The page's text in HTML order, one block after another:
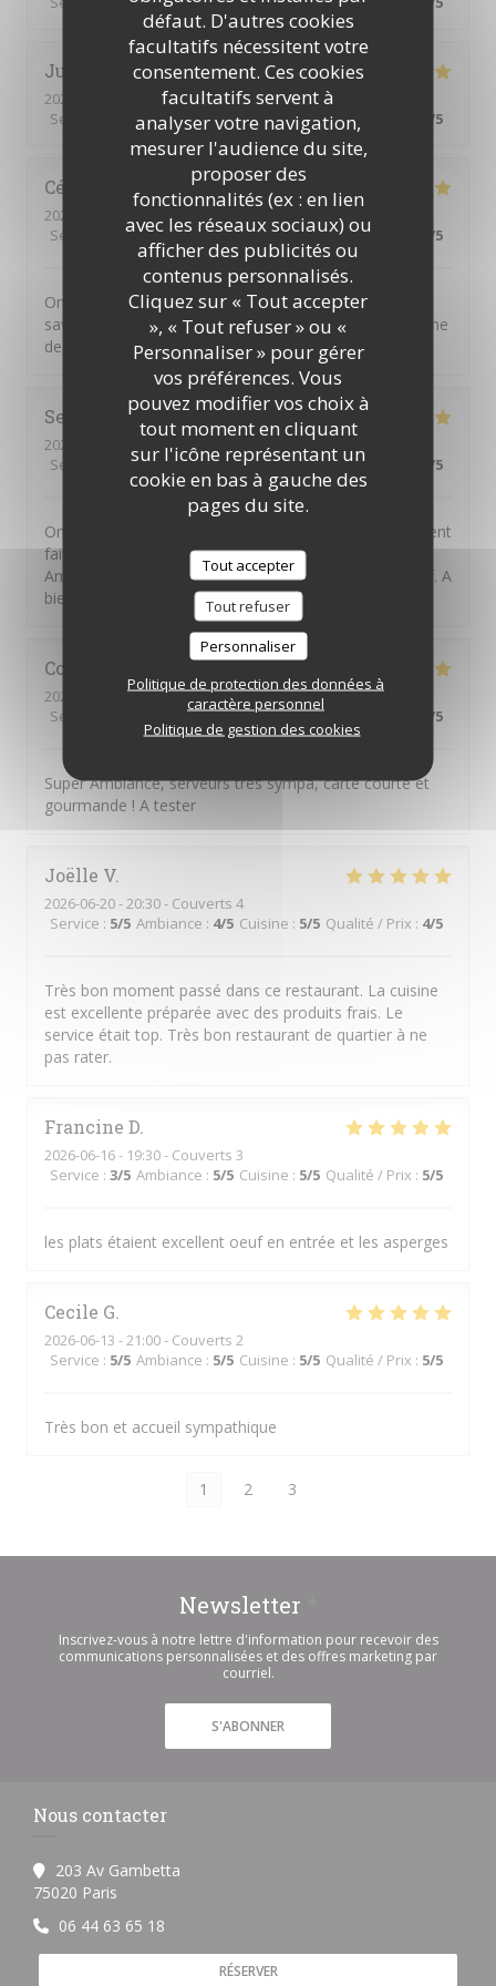
défaut. D'autres cookies
facultatifs nécessitent votre
consentement. Ces cookies
facultatifs servent à
analyser votre navigation,
mesurer l'audience du site,
proposer des
fonctionnalités (ex : en lien
avec les réseaux sociaux) ou
afficher des publicités ou
contenus personnalisés.
Cliquez sur « Tout accepter
», « Tout refuser » ou «
Personnaliser » pour gérer
vos préférences. Vous
pouvez modifier vos choix à
tout moment en cliquant
sur l'icône représentant un
cookie en bas à gauche des
pages du site.
Tout accepter
Tout refuser
Personnaliser
Politique de protection des données à
caractère personnel
Politique de gestion des cookies
Julien
2026-07-11
- 20:00 - Couverts 2
Service
Ambiance: 5/5 Cuisine: 5/5 Qualité / Prix /5
Cécile
2026-07-01
- 20:30 - Couverts 4
Service
/5 Ambiance:5/5 Cuisine:5/5 Qualité / Prix /5
On n'est jamais déçu chez Chéri-Chérie. Des plats
savoureux, un service par des personnes adorables. Une
de mes adresses préférées.
Serge
2026-06-30
- 12:15 - Couverts 1
Service
Ambiance:4 /5 Cuisine:5/5 Qualité / Prix /5
On peut avoir de l'imagination en cuisine sans forcément
faire compliqué et hors de prix... Merci David et
Amandine pour ce nouveau moment de plaisir gustatif. A
bientöt.
Constantin
2026-06-25
- 20:45 - Couverts 4
Service
Ambiance:5/5 Cuisine:5/5 /5
Super Ambiance, serveurs très sympa, carte courte et
gourmande ! A tester
Joëlle V
2026-06-20- 20:30 - Couverts 4
Service : 5/5 Ambiance : 4/5 Cuisine : 5/5 Qualité / Prix : 4/5
Très bon moment passé dans ce restaurant. La cuisine
est excellente préparée avec des produits frais. Le
service était top. Très bon restaurant de quartier à ne
pas rater.
Francine D
2026-06-16- 19:30 - Couverts 3
Service : 3/5 Ambiance : 5/5 Cuisine : 5/5 Qualité / Prix : 5/5
les plats étaient excellent oeuf en entrée et les asperges
Cecile G
2026-06-13 - 21:00 - Couverts 2
Service : 5/5 Ambiance : 5/5 Cuisine : 5/5 Qualité / Prix : 5/5
Très bon et accueil sympathique
1 2 3
Newsletter
Inscrivez-vous à notre lettre d'information pour recevoir des
communications personnalisées et des offres marketing par
courriel.
S'ABONNER
Nous contacter
203 Av Gambetta
75020 Paris
06 44 63 65 18
RÉSERVER